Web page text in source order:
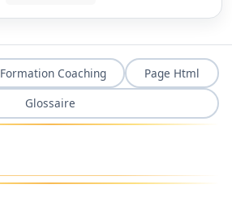
Formation Coaching
Page Html
Glossaire